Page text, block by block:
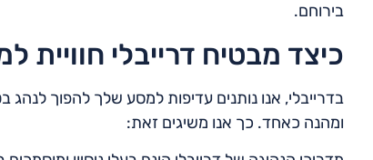
בירוחם.
כיצד מבטיח דרייבלי חוויית
בדרייבלי, אנו נותנים עדיפות למסע שלך להפוך
ומהנה כאחד. כך אנו משיגים זאת: